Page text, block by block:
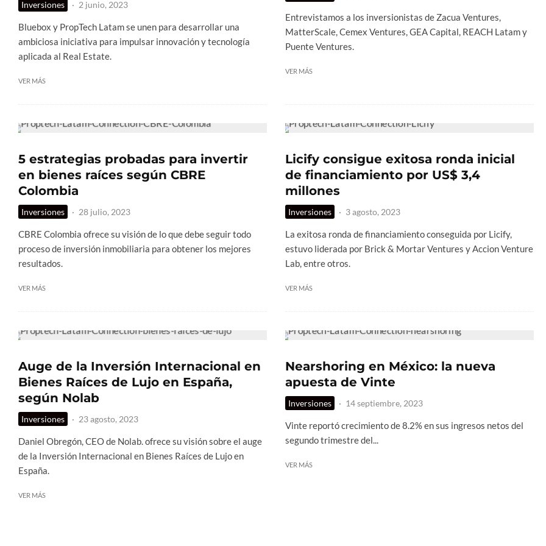
Inversiones · 2 junio, 2023
Bluebox y PropTech Latam se unen para desarrollar una
ambiciosa iniciativa para impulsar innovación y tecnología
aplicada al Real Estate.
VER MÁS
Entrevistamos a los inversionistas de Zacua Ventures,
MatterScale, Cemex Ventures, GEA Capital, REACH Latam y
Puente Ventures.
VER MÁS
5 estrategias probadas para invertir
en bienes raíces según CBRE
Colombia
Inversiones · 28 julio, 2023
CBRE Colombia ofrece su visión de lo que debe seguir todo
proceso de inversión inmobiliaria para obtener los mejores
resultados.
VER MÁS
Licify consigue exitosa ronda inicial
de financiamiento por US$ 3,4
millones
Inversiones · 3 agosto, 2023
La exitosa ronda de financiamiento conseguida por Licify,
estuvo liderada por Brick & Mortar Ventures y Accion Venture
Lab, entre otros.
VER MÁS
Auge de la Inversión Internacional en
Bienes Raíces de Lujo en España,
según Nolab
Inversiones · 23 agosto, 2023
Daniel Obregón, CEO de Nolab. ofrece su visión sobre el auge
de la Inversión Internacional en Bienes Raíces de Lujo en
España.
VER MÁS
Nearshoring en México: la nueva
apuesta de Vinte
Inversiones · 14 septiembre, 2023
Vinte reportó crecimiento de 8.2% en sus ingresos netos del
segundo trimestre del...
VER MÁS